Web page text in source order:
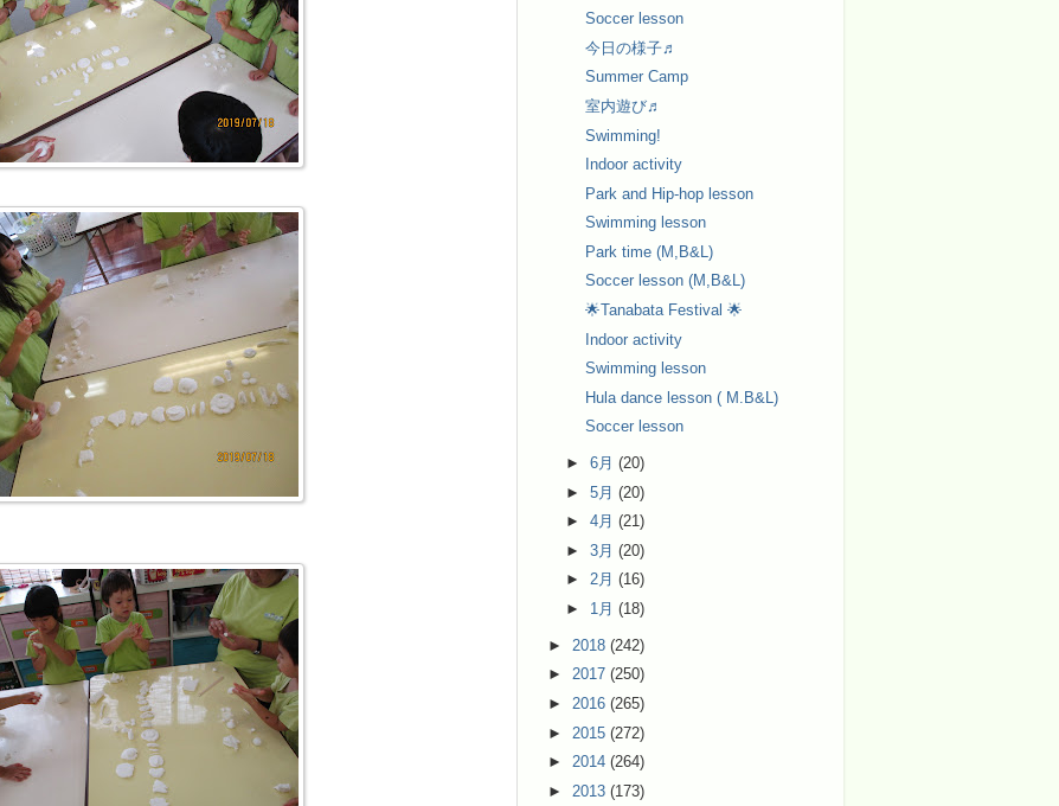
Soccer lesson
今日の様子♬
Summer Camp
室内遊び♬
Swimming!
Indoor activity
Park and Hip-hop lesson
Swimming lesson
Park time (M,B&L)
Soccer lesson (M,B&L)
🌟Tanabata Festival 🌟
Indoor activity
Swimming lesson
Hula dance lesson ( M.B&L)
Soccer lesson
►6月(20)
►5月(20)
►4月(21)
►3月(20)
►2月(16)
► 1月(18)
► 2018 (242)
► 2017 (250)
► 2016 (265)
► 2015 (272)
► 2014 (264)
► 2013 (173)